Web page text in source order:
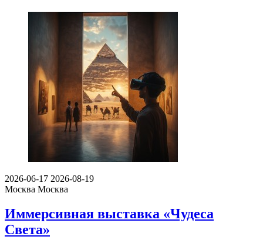
2026-06-17 2026-08-19
Москва Москва
Иммерсивная выставка «Чудеса
Света»